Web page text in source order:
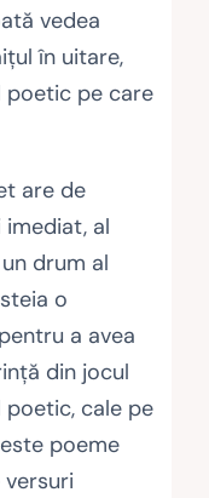
vedea
în uitare,
poetic pe care
are de
al
drum al
o
a avea
din jocul
poetic, cale pe
poeme